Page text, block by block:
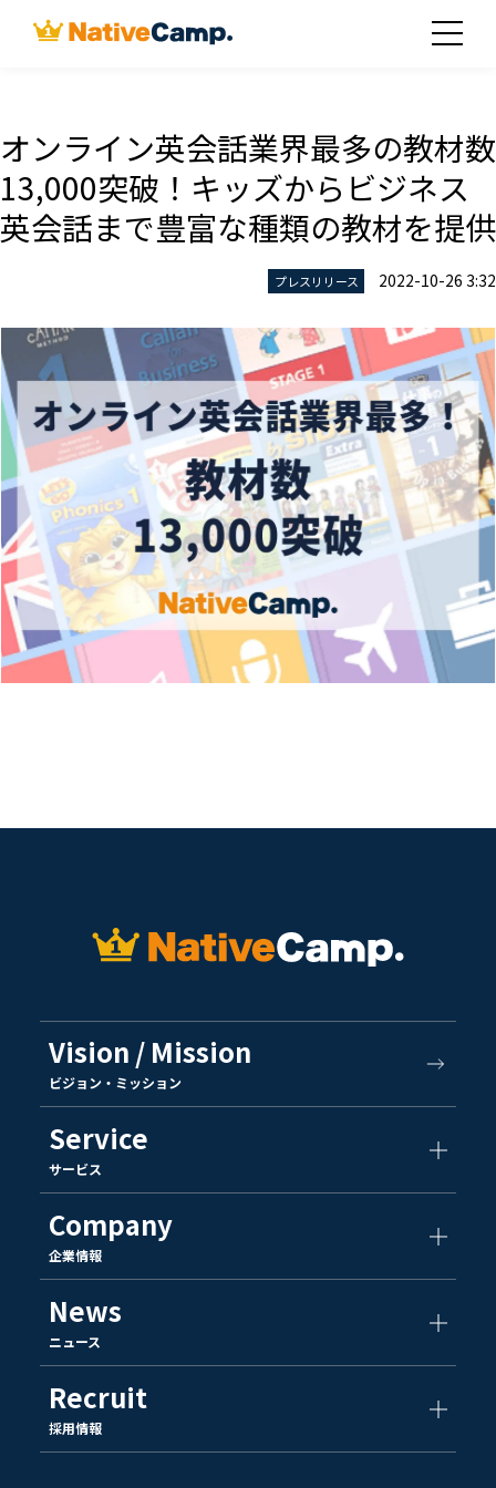
オンライン英会話業界最多の教材数
13,000突破！キッズからビジネス
英会話まで豊富な種類の教材を提供
プレスリリース 2022-10-26 3:32
Vision / Mission
ビジョン・ミッション
Service
サービス
Company
企業情報
News
ニュース
Recruit
採用情報